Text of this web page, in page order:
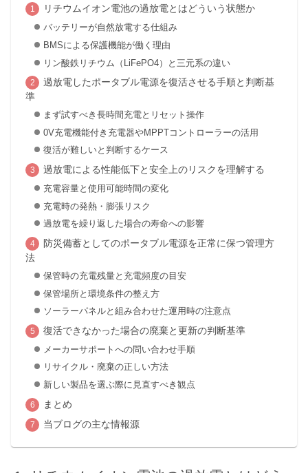
リチウムイオン電池の過放電とはどういう状態か
バッテリーが自然放電する仕組み
BMSによる保護機能が働く理由
リン酸鉄リチウム（LiFePO4）と三元系の違い
過放電したポータブル電源を復活させる手順と判断基
準
まず試すべき長時間充電とリセット操作
0V充電機能付き充電器やMPPTコントローラーの活用
復活が難しいと判断するケース
過放電による性能低下と安全上のリスクを理解する
充電容量と使用可能時間の変化
充電時の発熱・膨張リスク
過放電を繰り返した場合の寿命への影響
防災備蓄としてのポータブル電源を正常に保つ管理方
法
保管時の充電残量と充電頻度の目安
保管場所と環境条件の整え方
ソーラーパネルと組み合わせた運用時の注意点
復活できなかった場合の廃棄と更新の判断基準
メーカーサポートへの問い合わせ手順
リサイクル・廃棄の正しい方法
新しい製品を選ぶ際に見直すべき観点
まとめ
当ブログの主な情報源